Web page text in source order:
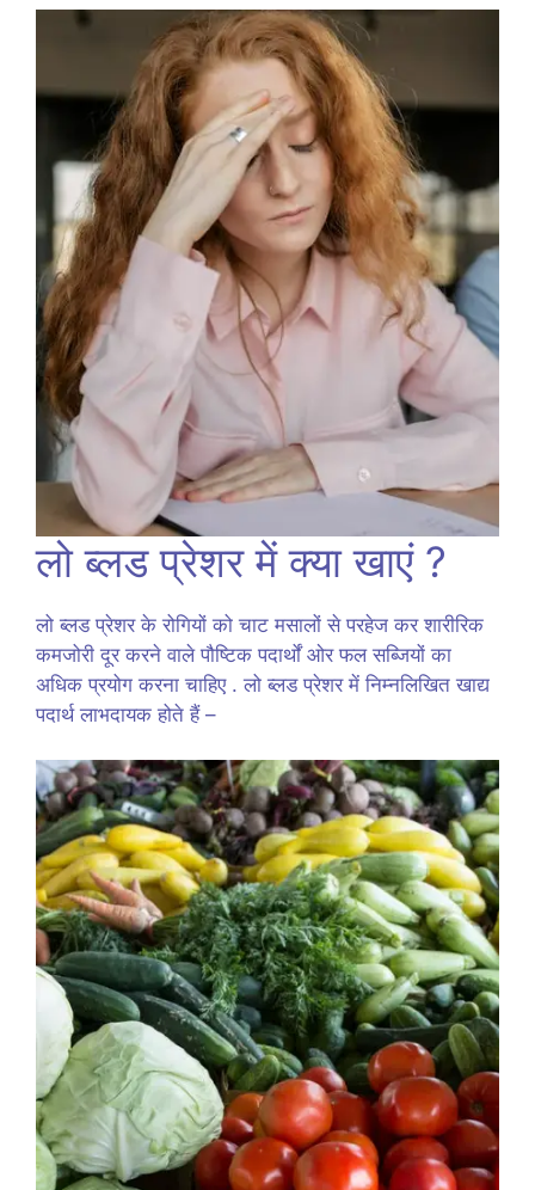
लो ब्लड प्रेशर में क्या खाएं ?
लो ब्लड प्रेशर के रोगियों को चाट मसालों से परहेज कर शारीरिक
कमजोरी दूर करने वाले पौष्टिक पदार्थों ओर फल सब्जियों का
अधिक प्रयोग करना चाहिए . लो ब्लड प्रेशर में निम्नलिखित खाद्य
पदार्थ लाभदायक होते हैं –